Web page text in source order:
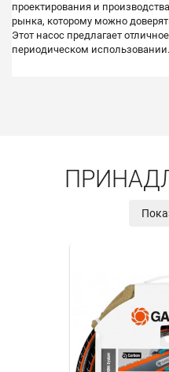
проектирования и
рынка, которому можно
Этот насос предлагает
периодическом использовании.